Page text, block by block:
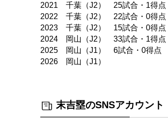
2021 千葉（J2） 25試合・1得点
2022 千葉（J2） 22試合・0得点
2023 千葉（J2） 15試合・0得点
2024 岡山（J2） 33試合・1得点
2025 岡山（J1） 6試合・0得点
2026 岡山（J1）
末吉塁のSNSアカウント